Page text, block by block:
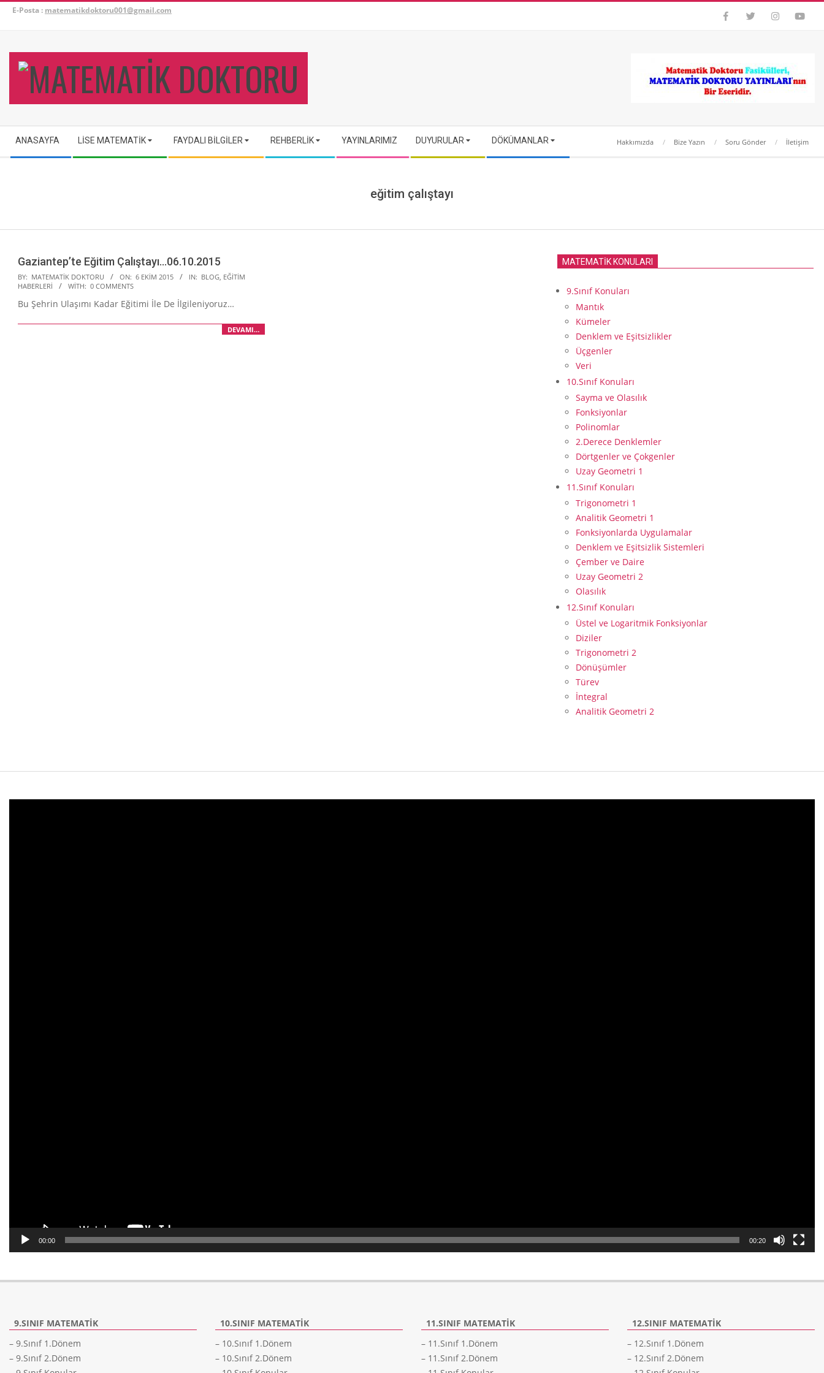
SkipE-Posta : matematikdoktoru001@gmail.com
Navigation
Menu
ANASAYFA LISE MATEMATIK FAYDALI BILGILER REHBERLIK YAYINLARIMIZ DUYURULAR DÖKÜMANLAR Hakkımızda Bize Yazın Soru Gönder İletişim
eğitim çalıştayı
Gaziantep’te Eğitim Çalıştayı…06.10.2015
2015-
10-
06
BY: MATEMATIK DOKTORU ON: 6 EKIM 2015 IN: BLOG, EĞITIM
HABERLERI
WITH: 0 COMMENTS
Bu Şehrin Ulaşımı Kadar Eğitimi İle De İlgileniyoruz…
DEVAMI…
MATEMATİK KONULARI
9.Sınıf Konuları
Mantık
Kümeler
Denklem ve Eşitsizlikler
Üçgenler
Veri
10.Sınıf Konuları
Sayma ve Olasılık
Fonksiyonlar
Polinomlar
2.Derece Denklemler
Dörtgenler ve Çokgenler
Uzay Geometri 1
11.Sınıf Konuları
Trigonometri 1
Analitik Geometri 1
Fonksiyonlarda Uygulamalar
Denklem ve Eşitsizlik Sistemleri
Çember ve Daire
Uzay Geometri 2
Olasılık
12.Sınıf Konuları
Üstel ve Logaritmik Fonksiyonlar
Diziler
Trigonometri 2
Dönüşümler
Türev
İntegral
Analitik Geometri 2
00:00 00:20
9.SINIF MATEMATIK
– 9.Sınıf 1.Dönem
– 9.Sınıf 2.Dönem
10.SINIF MATEMATIK
– 10.Sınıf 1.Dönem
– 10.Sınıf 2.Dönem
11.SINIF MATEMATIK
– 11.Sınıf 1.Dönem
– 11.Sınıf 2.Dönem
12.SINIF MATEMATIK
– 12.Sınıf 1.Dönem
– 12.Sınıf 2.Dönem